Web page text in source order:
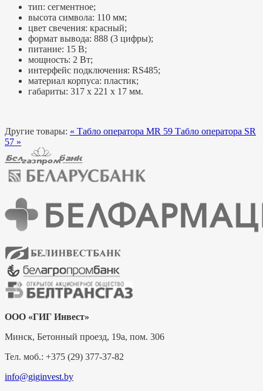
тип: сегментное;
высота символа: 110 мм;
цвет свечения: красный;
формат вывода: 888 (3 цифры);
питание: 15 В;
мощность: 2 Вт;
интерфейс подключения: RS485;
материал корпуса: пластик;
габариты: 317 х 221 х 17 мм.
Другие товары: « Табло оператора MR 59 Табло оператора SR
57 »
ООО «ГИГ Инвест»
Минск, Бетонный проезд, 19а, пом. 306
Тел. моб.: +375 (29) 377-37-82
info@giginvest.by